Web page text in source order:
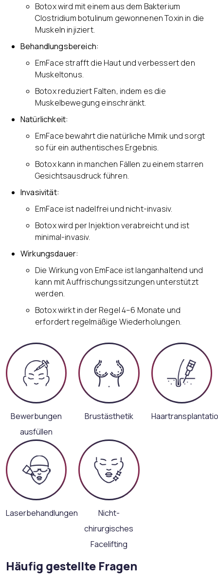
Botox wird mit einem aus dem Bakterium
Clostridium botulinum gewonnenen Toxin in die
Muskeln injiziert.
Behandlungsbereich:
EmFace strafft die Haut und verbessert den
Muskeltonus.
Botox reduziert Falten, indem es die
Muskelbewegung einschränkt.
Natürlichkeit:
EmFace bewahrt die natürliche Mimik und sorgt
so für ein authentisches Ergebnis.
Botox kann in manchen Fällen zu einem starren
Gesichtsausdruck führen.
Invasivität:
EmFace ist nadelfrei und nicht-invasiv.
Botox wird per Injektion verabreicht und ist
minimal-invasiv.
Wirkungsdauer:
Die Wirkung von EmFace ist langanhaltend und
kann mit Auffrischungssitzungen unterstützt
werden.
Botox wirkt in der Regel 4–6 Monate und
erfordert regelmäßige Wiederholungen.
Bewerbungen
ausfüllen
Brustästhetik
Laserbehandlungen
Nicht-
chirurgisches
Facelifting
Häufig gestellte Fragen